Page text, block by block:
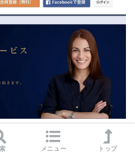
トはリクルートが運営
メニュー トップ